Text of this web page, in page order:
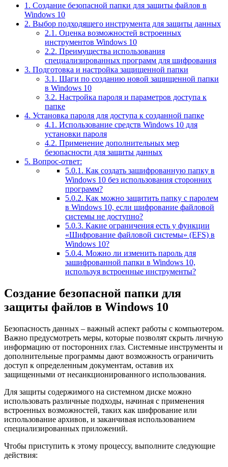
1. Создание безопасной папки для защиты файлов в
Windows 10
2. Выбор подходящего инструмента для защиты данных
2.1. Оценка возможностей встроенных
инструментов Windows 10
2.2. Преимущества использования
специализированных программ для шифрования
3. Подготовка и настройка защищенной папки
3.1. Шаги по созданию новой защищенной папки
в Windows 10
3.2. Настройка пароля и параметров доступа к
папке
4. Установка пароля для доступа к созданной папке
4.1. Использование средств Windows 10 для
установки пароля
4.2. Применение дополнительных мер
безопасности для защиты данных
5. Вопрос-ответ:
5.0.1. Как создать зашифрованную папку в
Windows 10 без использования сторонних
программ?
5.0.2. Как можно защитить папку с паролем
в Windows 10, если шифрование файловой
системы не доступно?
5.0.3. Какие ограничения есть у функции
«Шифрование файловой системы» (EFS) в
Windows 10?
5.0.4. Можно ли изменить пароль для
зашифрованной папки в Windows 10,
используя встроенные инструменты?
Создание безопасной папки для
защиты файлов в Windows 10
Безопасность данных – важный аспект работы с компьютером.
Важно предусмотреть меры, которые позволят скрыть личную
информацию от посторонних глаз. Системные инструменты и
дополнительные программы дают возможность ограничить
доступ к определенным документам, оставив их
защищенными от несанкционированного использования.
Для защиты содержимого на системном диске можно
использовать различные подходы, начиная с применения
встроенных возможностей, таких как шифрование или
использование архивов, и заканчивая использованием
специализированных приложений.
Чтобы приступить к этому процессу, выполните следующие
действия: